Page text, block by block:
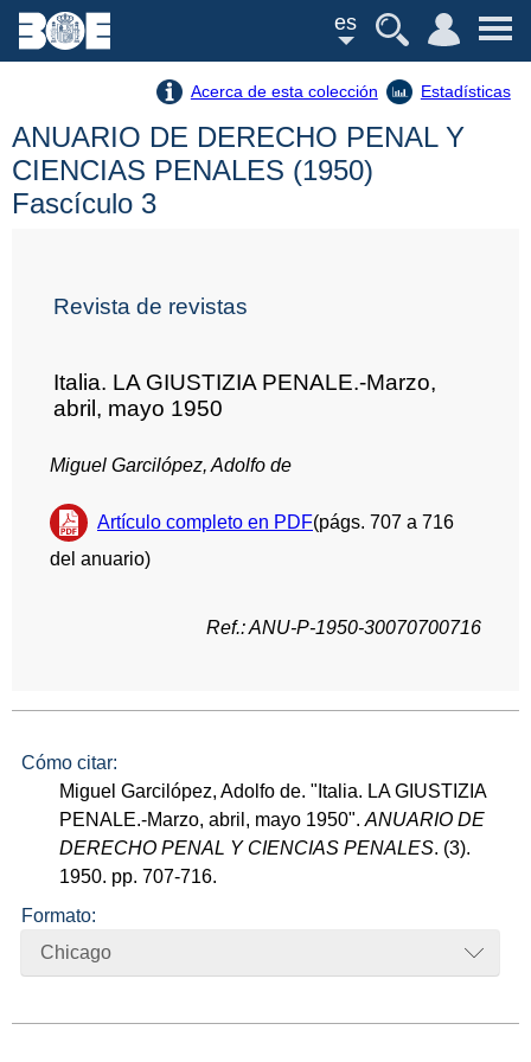
es
Acerca de esta colección Estadísticas
ANUARIO DE DERECHO PENAL Y
CIENCIAS PENALES (1950)
Fascículo 3
Revista de revistas
Italia. LA GIUSTIZIA PENALE.-Marzo,
abril, mayo 1950
Miguel Garcilópez, Adolfo de
Artículo completo en PDF(págs. 707 a 716
del anuario)
Ref.: ANU-P-1950-30070700716
Cómo citar:
Miguel Garcilópez, Adolfo de. "Italia. LA GIUSTIZIA
PENALE.-Marzo, abril, mayo 1950".ANUARIO DE
DERECHO PENAL Y CIENCIAS PENALES. (3).
1950. pp. 707-716.
Formato:
Chicago